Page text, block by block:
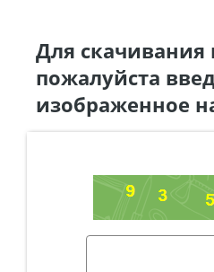
Для скачивания
пожалуйста
изображенное